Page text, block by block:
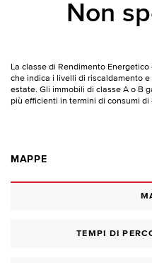
Non
La classe di Rendimento
che indica i livelli di riscaldamento
estate. Gli immobili di classe A o B
più efficienti in termini di consumi di
MAPPE
TEMPI DI